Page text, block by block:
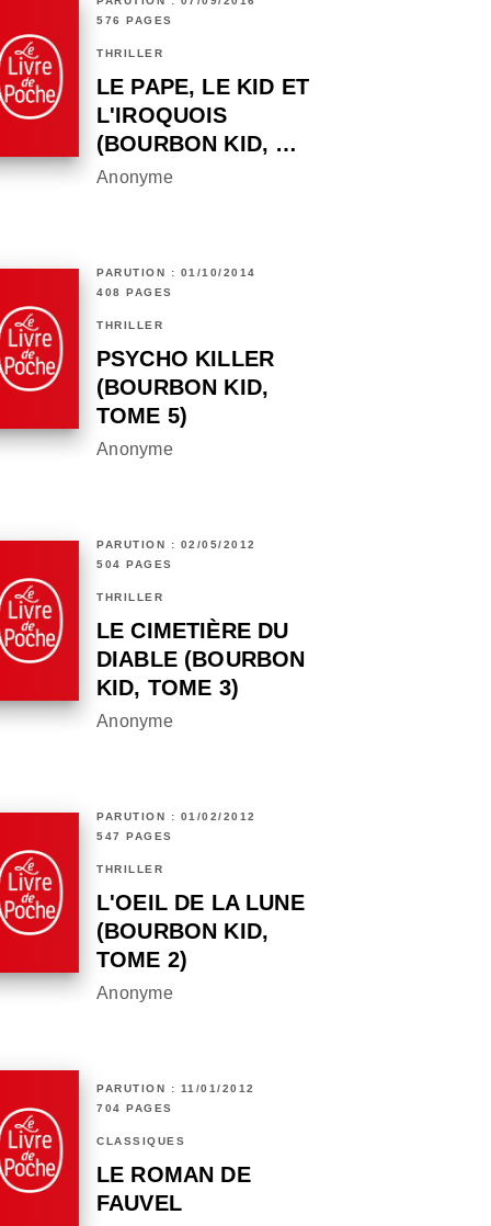
576 PAGES
THRILLER
LE PAPE, LE KID ET
L'IROQUOIS
(BOURBON KID, …
Anonyme
PARUTION : 01/10/2014
408 PAGES
THRILLER
PSYCHO KILLER
(BOURBON KID,
TOME 5)
Anonyme
PARUTION : 02/05/2012
504 PAGES
THRILLER
LE CIMETIÈRE DU
DIABLE (BOURBON
KID, TOME 3)
Anonyme
PARUTION : 01/02/2012
547 PAGES
THRILLER
L'OEIL DE LA LUNE
(BOURBON KID,
TOME 2)
Anonyme
PARUTION : 11/01/2012
704 PAGES
CLASSIQUES
LE ROMAN DE
FAUVEL